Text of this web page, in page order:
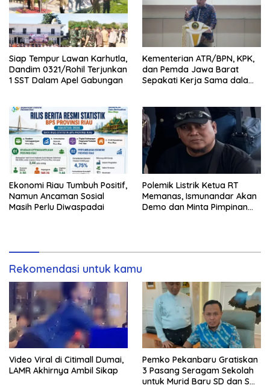
Siap Tempur Lawan Karhutla,
Dandim 0321/Rohil Terjunkan
1 SST Dalam Apel Gabungan
Kementerian ATR/BPN, KPK,
dan Pemda Jawa Barat
Sepakati Kerja Sama dalam
Ekonomi Riau Tumbuh Positif,
Namun Ancaman Sosial
Masih Perlu Diwaspadai
Polemik Listrik Ketua RT
Memanas, Ismunandar Akan
Demo dan Minta Pimpinan
Rekomendasi untuk kamu
Video Viral di Citimall Dumai,
LAMR Akhirnya Ambil Sikap
Pemko Pekanbaru Gratiskan
3 Pasang Seragam Sekolah
untuk Murid Baru SD dan SMP